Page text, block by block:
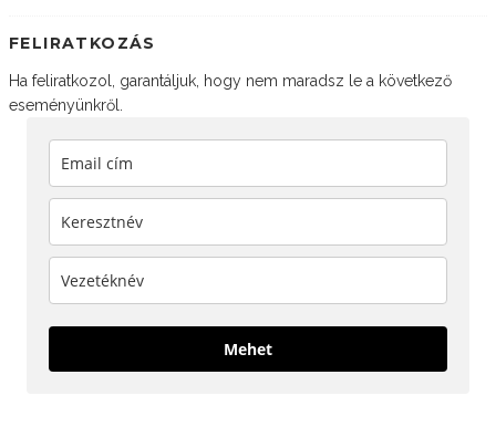
FELIRATKOZÁS
Ha feliratkozol, garantáljuk, hogy nem maradsz le a következő
eseményünkről.
Mehet